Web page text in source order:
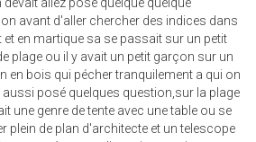
avant d'aller chercher des indices dans
et en martique sa se passait sur un petit
plage ou il y avait un petit garçon sur un
en bois qui pécher tranquilement a qui on
aussi posé quelques question,sur la plage
une genre de tente avec une table ou se
plein de plan d'architecte et un telescope